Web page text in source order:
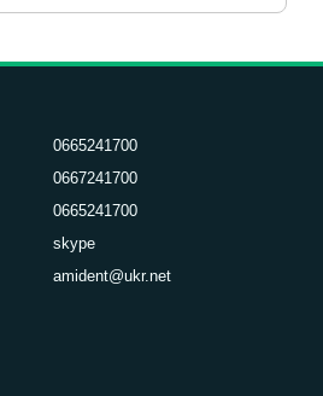
0665241700
0667241700
0665241700
skype
amident@ukr.net